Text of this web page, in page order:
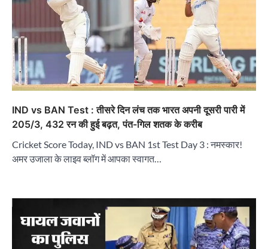
IND vs BAN Test : तीसरे दिन लंच तक भारत अपनी दूसरी पारी में
205/3, 432 रन की हुई बढ़त, पंत-गिल शतक के करीब
Cricket Score Today, IND vs BAN 1st Test Day 3 : नमस्कार!
अमर उजाला के लाइव ब्लॉग में आपका स्वागत…